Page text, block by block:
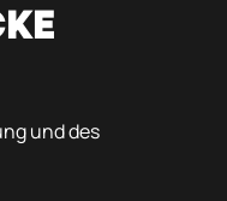
und des